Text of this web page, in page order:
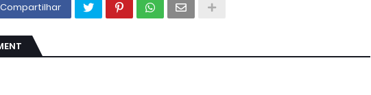
Compartilhar